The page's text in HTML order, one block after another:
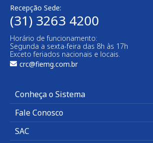
Recepção Sede:
(31) 3263 4200
Horário de funcionamento:
Segunda a sexta-feira das 8h às 17h
Exceto feriados nacionais e locais.
crc@fiemg.com.br
Conheça o Sistema
Fale Conosco
SAC